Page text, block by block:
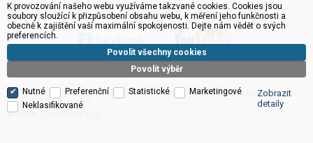
Satelitní technika - satelitní přijímače a komplety, set top boxy, dvb-t
technika :: INTER SAT
© 2026
K provozování našeho webu využíváme takzvané cookies. Cookies jsou
soubory sloužící k přizpůsobení obsahu webu, k měření jeho funkčnosti a
obecně k zajištění vaší maximální spokojenosti. Dejte nám vědět o svých
preferencích.
Povolit výběr
Povolit všechny cookies
Nutné Preferenční Statistické
Marketingové
Neklasifikované
Zobrazit
detaily